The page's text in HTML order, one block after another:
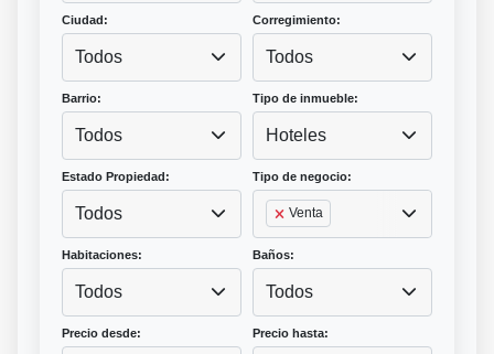
Ciudad:
Todos
Corregimiento:
Todos
Barrio:
Todos
Tipo de inmueble:
Hoteles
Estado Propiedad:
Todos
Tipo de negocio:
Venta
Habitaciones:
Todos
Baños:
Todos
Precio desde: Precio hasta: